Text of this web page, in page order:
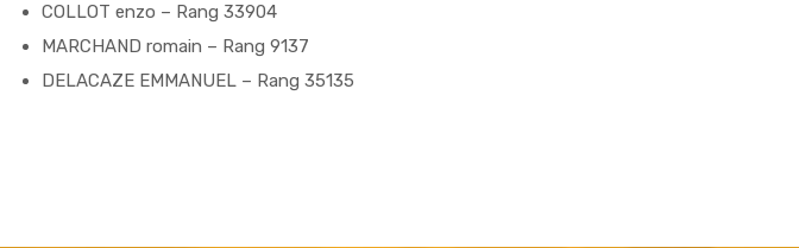
COLLOT enzo – Rang 33904
MARCHAND romain – Rang 9137
DELACAZE EMMANUEL – Rang 35135